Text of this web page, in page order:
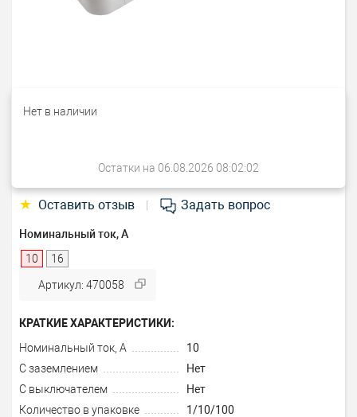
Нет в наличии
Остатки на 06.08.2026 08:02:02
★ Оставить отзыв Задать вопрос
Номинальный ток, А
10
16
Артикул: 470058
КРАТКИЕ ХАРАКТЕРИСТИКИ:
Номинальный ток, А
10
С заземлением
Нет
С выключателем
Нет
Количество в упаковке
1/10/100